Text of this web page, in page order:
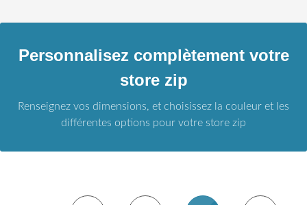
Personnalisez complètement votre
store zip
Renseignez vos dimensions, et choisissez la couleur et les
différentes options pour votre store zip